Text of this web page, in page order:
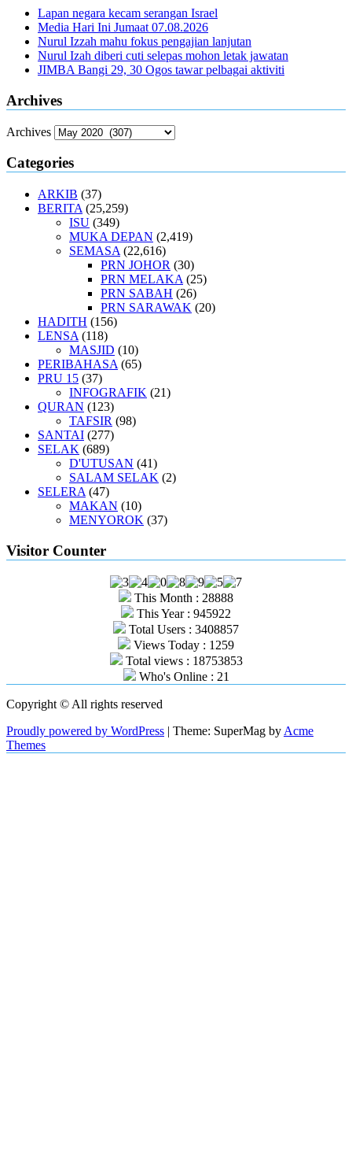
Lapan negara kecam serangan Israel
Media Hari Ini Jumaat 07.08.2026
Nurul Izzah mahu fokus pengajian lanjutan
Nurul Izah diberi cuti selepas mohon letak jawatan
JIMBA Bangi 29, 30 Ogos tawar pelbagai aktiviti
Archives
Archives
Categories
ARKIB (37)
BERITA (25,259)
ISU (349)
MUKA DEPAN (2,419)
SEMASA (22,616)
PRN JOHOR (30)
PRN MELAKA (25)
PRN SABAH (26)
PRN SARAWAK (20)
HADITH (156)
LENSA (118)
MASJID (10)
PERIBAHASA (65)
PRU 15 (37)
INFOGRAFIK (21)
QURAN (123)
TAFSIR (98)
SANTAI (277)
SELAK (689)
D'UTUSAN (41)
SALAM SELAK (2)
SELERA (47)
MAKAN (10)
MENYOROK (37)
Visitor Counter
This Month : 28888
This Year : 945922
Total Users : 3408857
Views Today : 1259
Total views : 18753853
Who's Online : 21
Copyright © All rights reserved
Proudly powered by WordPress | Theme: SuperMag by Acme
Themes